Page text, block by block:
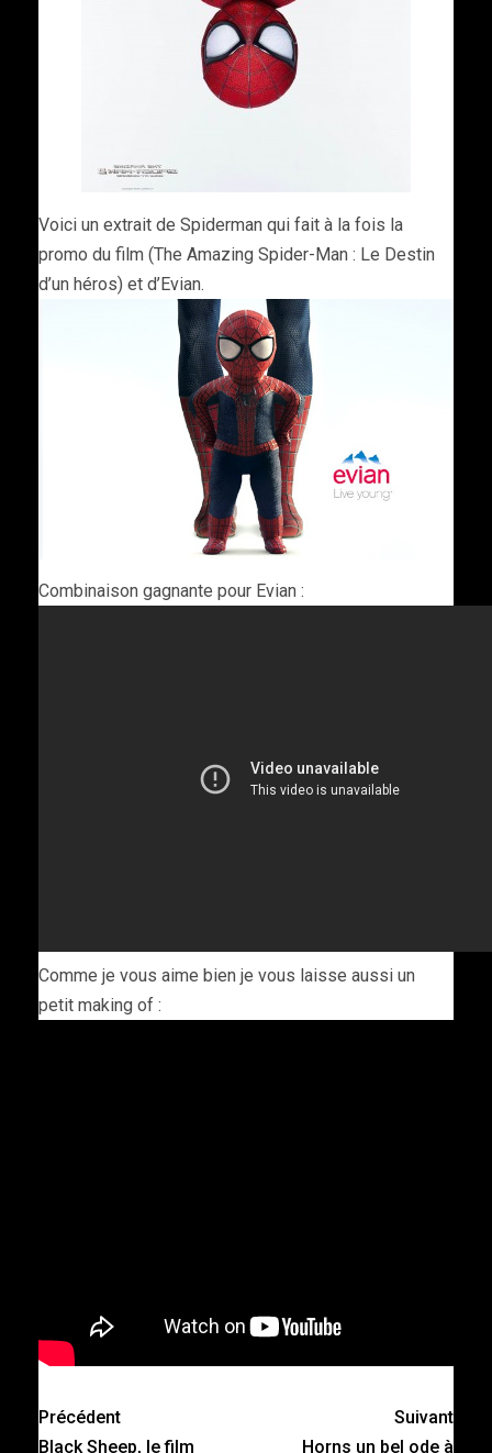
Voici un extrait de Spiderman qui fait à la fois la
promo du film (The Amazing Spider-Man : Le Destin
d’un héros) et d’Evian.
Combinaison gagnante pour Evian :
Comme je vous aime bien je vous laisse aussi un
petit making of :
Précédent
Black Sheep, le film
Suivant
Horns un bel ode à